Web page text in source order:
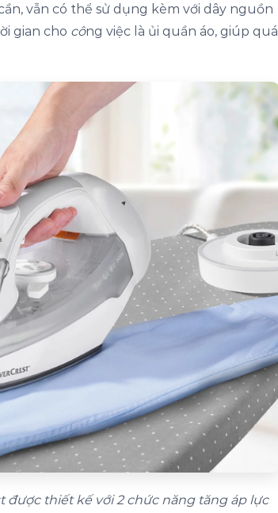
vẫn có thể sử dụng kèm với dây nguồn
gian cho công việc là ủi quần áo, giúp quá
được thiết kế với 2 chức năng tăng áp lực